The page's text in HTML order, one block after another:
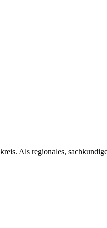
Als regionales,